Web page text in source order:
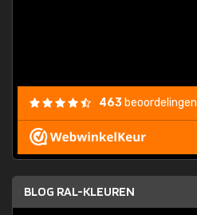
463 beoordelingen
BLOG RAL-KLEUREN